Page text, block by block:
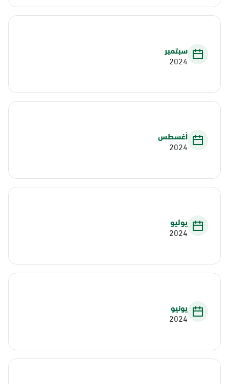
سبتمبر
2024
أغسطس
2024
يوليو
2024
يونيو
2024